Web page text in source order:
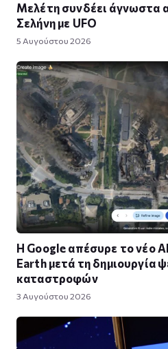
Μελέτη συνδέει άγνωστα
Σελήνη με UFO
5 Αυγούστου 2026
Η Google απέσυρε το νέο
Earth μετά τη δημιουργία
καταστροφών
3 Αυγούστου 2026